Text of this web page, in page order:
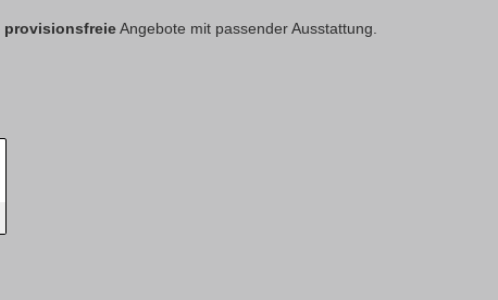
provisionsfreie Angebote mit passender Ausstattung.